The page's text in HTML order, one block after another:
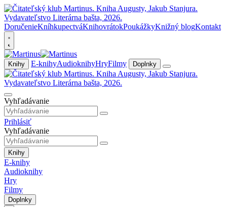
DoručenieKníhkupectváKnihovrátokPoukážkyKnižný blogKontakt
Knihy E-knihyAudioknihyHryFilmy Doplnky
Vyhľadávanie
Prihlásiť
Vyhľadávanie
Knihy
E-knihy
Audioknihy
Hry
Filmy
Doplnky